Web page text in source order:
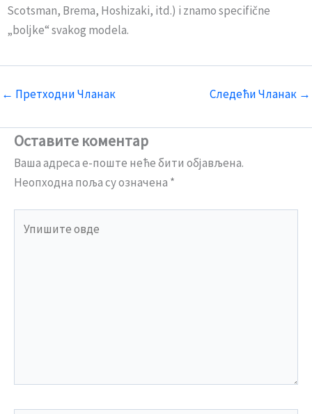
Scotsman, Brema, Hoshizaki, itd.) i znamo specifične
„boljke“ svakog modela.
← Претходни Чланак Следећи Чланак →
Оставите коментар
Ваша адреса е-поште неће бити објављена.
Неопходна поља су означена *
овде